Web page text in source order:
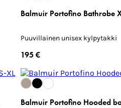
Balmuir Portofino Bathrobe
Puuvillainen unisex kylpytakki
195 €
Balmuir Portofino Hooded